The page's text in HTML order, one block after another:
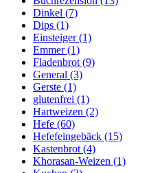
Dinkel (7)
Dips (1)
Einsteiger(1)
Emmer(1)
Fladenbrot (9)
General (3)
Gerste (1)
glutenfrei (1)
Hartweizen (2)
Hefe (60)
Hefefeingebäck (15)
Kastenbrot (4)
Khorasan-Weizen (1)